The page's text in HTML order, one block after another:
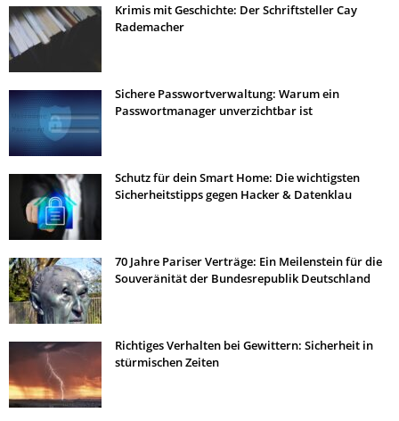
Krimis mit Geschichte: Der Schriftsteller Cay
Rademacher
Sichere Passwortverwaltung: Warum ein
Passwortmanager unverzichtbar ist
Schutz für dein Smart Home: Die wichtigsten
Sicherheitstipps gegen Hacker & Datenklau
70 Jahre Pariser Verträge: Ein Meilenstein für die
Souveränität der Bundesrepublik Deutschland
Richtiges Verhalten bei Gewittern: Sicherheit in
stürmischen Zeiten